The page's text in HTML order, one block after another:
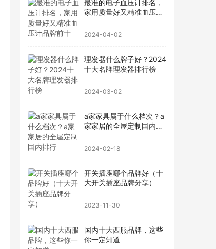
最准的电子血压计排名，
家用质量好又精准血压计
2024-04-02
理发器什么牌子好？2024
十大名牌理发器排行榜
2024-03-02
a家家具属于什么档次？a
家家居的全屋定制国内排
2024-02-18
开关插座哪个品牌好（十
大开关插座品牌分享）
2023-11-30
国内十大西服品牌，这些
你一定知道